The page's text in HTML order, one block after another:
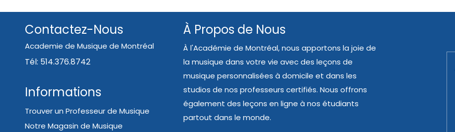
Contactez-Nous
Academie de Musique de Montréal
Tél: 514.376.8742
Informations
Trouver un Professeur de Musique
Notre Magasin de Musique
À Propos de Nous
À l'Académie de Montréal, nous apportons la joie de
la musique dans votre vie avec des leçons de
musique personnalisées à domicile et dans les
studios de nos professeurs certifiés. Nous offrons
également des leçons en ligne à nos étudiants
partout dans le monde.